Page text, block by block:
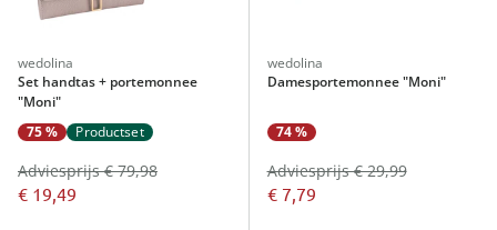
wedolina
Set handtas + portemonnee
"Moni"
75 %
Productset
€ 19,49
Adviesprijs € 79,98
wedolina
Damesportemonnee "Moni"
74 %
€ 7,79
Adviesprijs € 29,99